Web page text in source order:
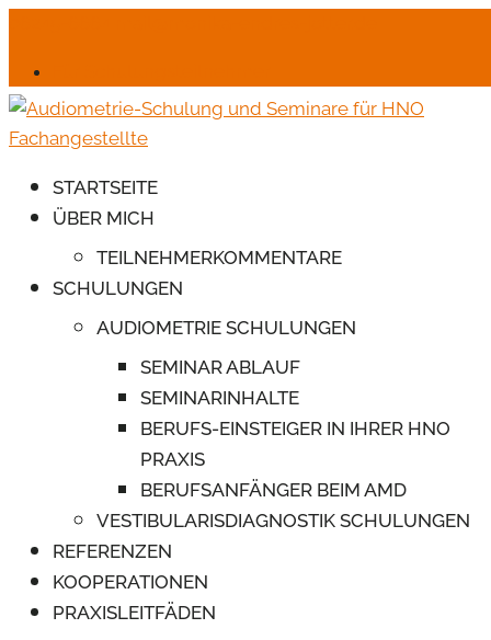
STARTSEITE
ÜBER MICH
TEILNEHMERKOMMENTARE
SCHULUNGEN
AUDIOMETRIE SCHULUNGEN
SEMINAR ABLAUF
SEMINARINHALTE
BERUFS-EINSTEIGER IN IHRER HNO
PRAXIS
BERUFSANFÄNGER BEIM AMD
VESTIBULARISDIAGNOSTIK SCHULUNGEN
REFERENZEN
KOOPERATIONEN
PRAXISLEITFÄDEN